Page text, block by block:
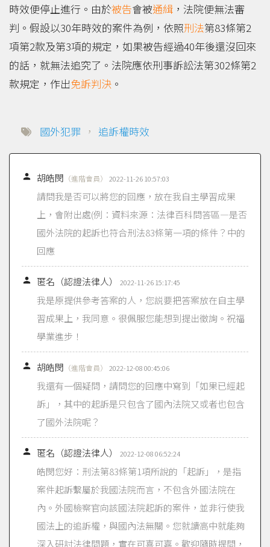
時效便停止進行。由於被告會被通緝 ，法院便無法審
判。假設以30年時效的案件為例，依照刑法第83條第2
項第2款及第3項的規定，如果被告經過40年後還沒回來
的話，就無法追究了。法院應依刑事訴訟法第302條第2
款規定，作出免訴判決 。
國外犯罪 ， 追訴權時效
 胡皓閔 （進階會員） 2022-11-26 10:57:03
請問我是否可以將您的回應，放在我自主學習成果
上，會附出處(例：資料來源：法律百科問答區—是否
國外法院的起訴也符合刑法83條第一項的條件？中的
回應
 匿名（認證法律人） 2022-11-26 15:17:45
我是原提供參考答案的人，您説要把答案放在自主學
習成果上，我同意。很佩服您能想到提出徵詢。祝福
學業進步！
 胡皓閔 （進階會員） 2022-12-08 00:45:06
我還有一個疑問，請問您的回應中寫到「如果已經起
訴」，其中的起訴是只包含了國內法院又或者也包含
了國外法院呢？
 匿名（認證法律人） 2022-12-08 06:52:24
皓閔您好：刑法第83條第1項所說的「起訴」，是指
案件起訴繫屬於我國法院而言，不包含外國法院在
內。外國檢察官向該國法院起訴的案件，並非行使我
國法上的追訴權，與國內法無關。您就讀高中就能夠
深入研討法律問題，實在可喜可嘉。歡迎隨時提問，